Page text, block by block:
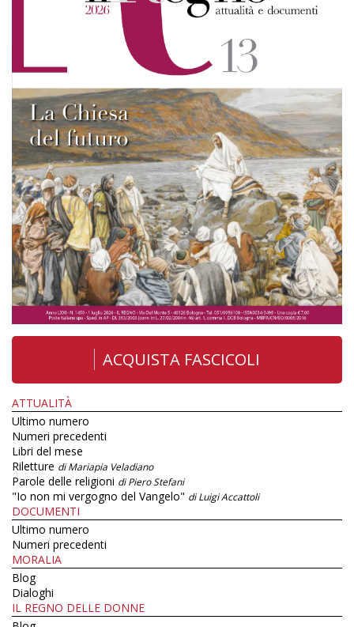
ACQUISTA FASCICOLI
ATTUALITÀ
Ultimo numero
Numeri precedenti
Libri del mese
Riletture di Mariapia Veladiano
Parole delle religioni di Piero Stefani
"Io non mi vergogno del Vangelo" di Luigi Accattoli
DOCUMENTI
Ultimo numero
Numeri precedenti
MORALIA
Blog
Dialoghi
IL REGNO DELLE DONNE